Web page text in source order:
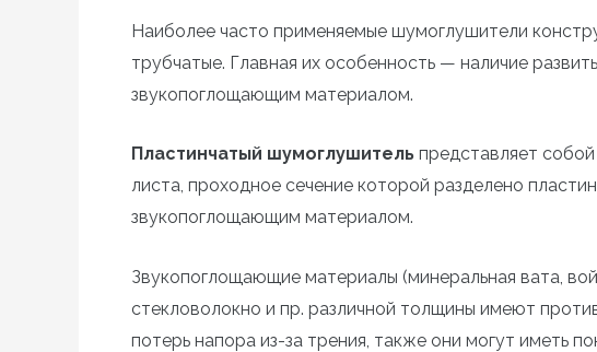
Наиболее часто применяемые шумоглушители
трубчатые. Главная их особенность — наличие
звукопоглощающим материалом.
Пластинчатый шумоглушитель представляет
листа, проходное сечение которой разделено
звукопоглощающим материалом.
Звукопоглощающие материалы (минеральная вата,
стекловолокно и пр. различной толщины имеют
потерь напора из-за трения, также они могут иметь